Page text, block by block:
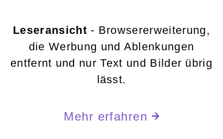
Leseransicht - Browsererweiterung,
die Werbung und Ablenkungen
entfernt und nur Text und Bilder übrig
lässt.
Mehr erfahren